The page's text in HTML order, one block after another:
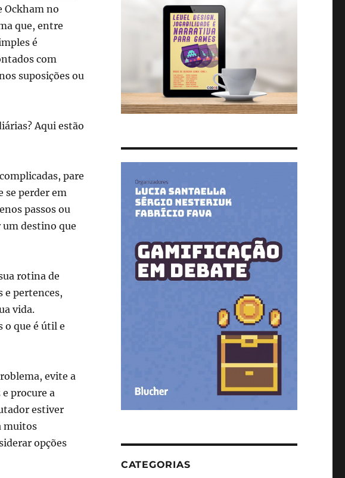
Ockham no
que, entre
é
com
suposições ou
Aqui estão
pare
se perder em
passos ou
um destino que
rotina de
e pertences,
vida.
o que é útil e
evite a
procure a
estiver
muitos
opções
CATEGORIAS